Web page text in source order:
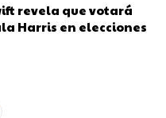
revela que votará
Harris en elecciones